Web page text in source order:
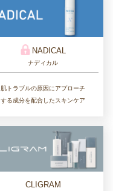
NADICAL
ナディカル
肌トラブルの原因にアプローチ
する成分を配合したスキンケア
CLIGRAM